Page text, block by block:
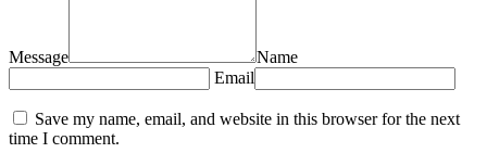
Message
Name
Email
Save my name, email, and website in this browser for the next
time I comment.